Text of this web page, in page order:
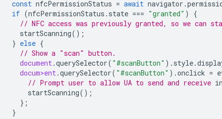
const nfcPermissionStatus = await navigator .
if (nfcPermissionStatus . state === "granted" )
{
// NFC access was previously granted, so we can
startScanning();
} else {
// Show a "scan" button.
document.querySelector( "#scanButton" ). style.
docum>ent.querySelector( "#scanButton" ).onclick =
// Prompt user to allow UA to send and receive
startScanning();
};
}